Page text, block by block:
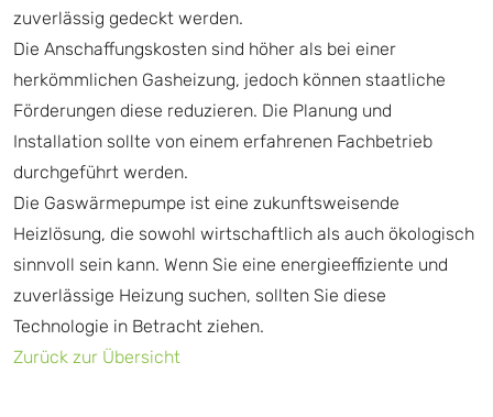
zuverlässig gedeckt werden.
Die Anschaffungskosten sind höher als bei einer
herkömmlichen Gasheizung, jedoch können staatliche
Förderungen diese reduzieren. Die Planung und
Installation sollte von einem erfahrenen Fachbetrieb
durchgeführt werden.
Die Gaswärmepumpe ist eine zukunftsweisende
Heizlösung, die sowohl wirtschaftlich als auch ökologisch
sinnvoll sein kann. Wenn Sie eine energieeffiziente und
zuverlässige Heizung suchen, sollten Sie diese
Technologie in Betracht ziehen.
Zurück zur Übersicht